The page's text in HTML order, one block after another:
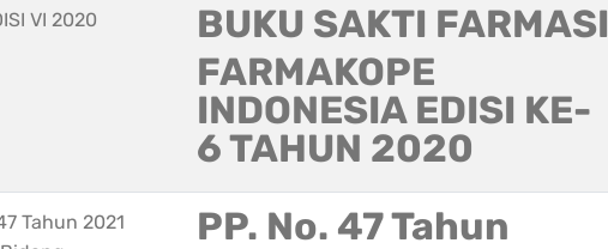
VI 2020
BUKU SAKTI FARMASI
FARMAKOPE
INDONESIA EDISI KE-
6 TAHUN 2020
Tahun 2021
PP. No. 47 Tahun